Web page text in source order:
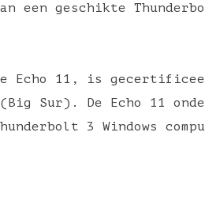
een geschikte
Echo 11, is
Sur). De Echo 11
3 Windows